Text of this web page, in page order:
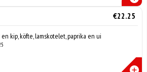
€22.25
kip, köfte, lamskotelet, paprika en ui